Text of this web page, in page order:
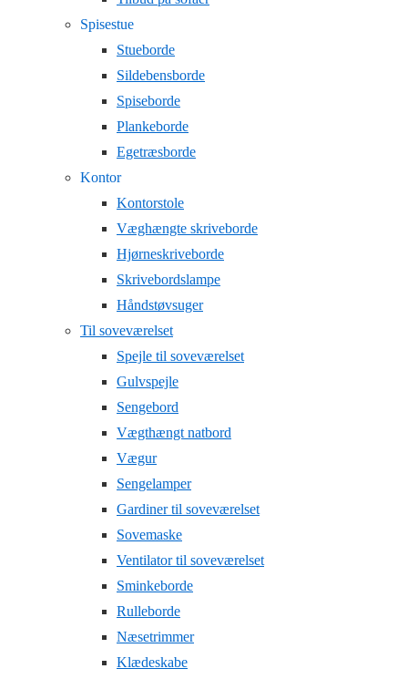
Spisestue
Stueborde
Sildebensborde
Spiseborde
Plankeborde
Egetræsborde
Kontor
Kontorstole
Væghængte skriveborde
Hjørneskriveborde
Skrivebordslampe
Håndstøvsuger
Til soveværelset
Spejle til soveværelset
Gulvspejle
Sengebord
Vægthængt natbord
Vægur
Sengelamper
Gardiner til soveværelset
Sovemaske
Ventilator til soveværelset
Sminkeborde
Rulleborde
Næsetrimmer
Klædeskabe